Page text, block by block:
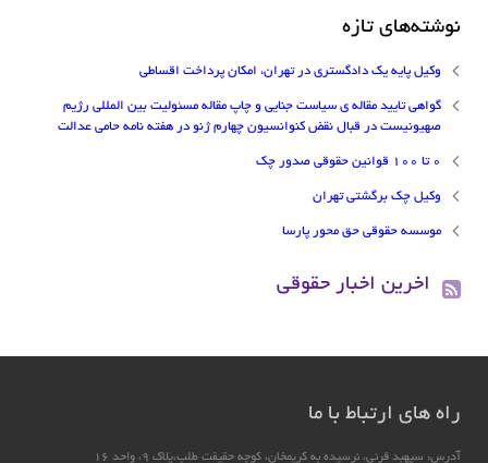
نوشته‌های تازه
وکیل پایه یک دادگستری در تهران، امکان پرداخت اقساطی
گواهی تایید مقاله ی سیاست جنایی و چاپ مقاله مسئولیت بین المللی رژیم
صهیونیست در قبال نقض کنوانسیون چهارم ژنو در هفته نامه حامی عدالت
۰ تا ۱۰۰ قوانین حقوقی صدور چک
وکیل چک برگشتی تهران
موسسه حقوقی حق محور پارسا
اخرین اخبار حقوقی
راه های ارتباط با ما
آدرس: سپهبد قرنی، نرسیده به کریمخان، کوچه حقیقت طلب،پلاک 9، واحد 16